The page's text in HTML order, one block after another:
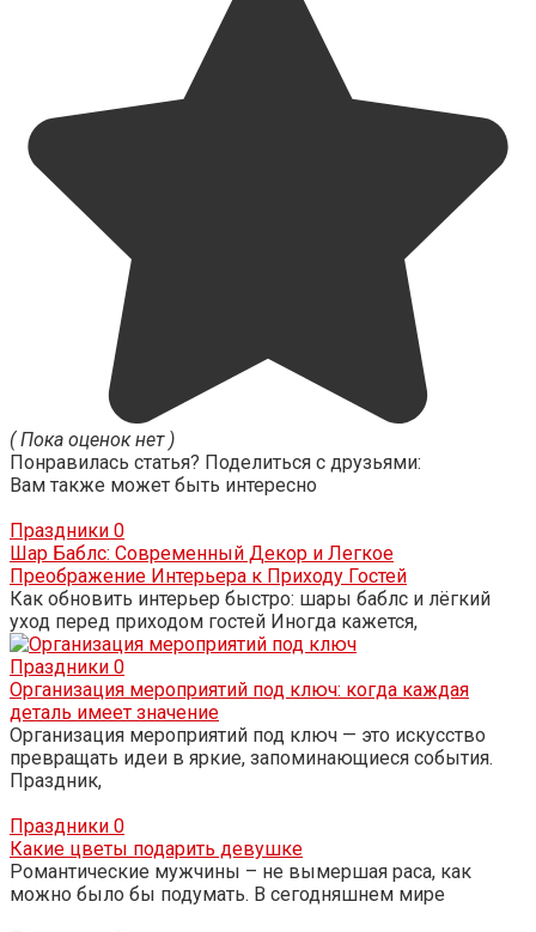
( Пока оценок нет )
Понравилась статья? Поделиться с друзьями:
Вам также может быть интересно
Праздники 0
Шар Баблс: Современный Декор и Легкое
Преображение Интерьера к Приходу Гостей
Как обновить интерьер быстро: шары баблс и лёгкий
уход перед приходом гостей Иногда кажется,
Праздники 0
Организация мероприятий под ключ: когда каждая
деталь имеет значение
Организация мероприятий под ключ — это искусство
превращать идеи в яркие, запоминающиеся события.
Праздник,
Праздники 0
Какие цветы подарить девушке
Романтические мужчины – не вымершая раса, как
можно было бы подумать. В сегодняшнем мире